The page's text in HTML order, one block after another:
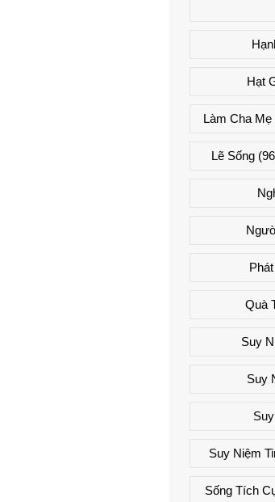
Hạt
Làm Cha Mẹ
Lẽ Sống
Quà
Suy
Suy
Suy Niệm
Sống Tích